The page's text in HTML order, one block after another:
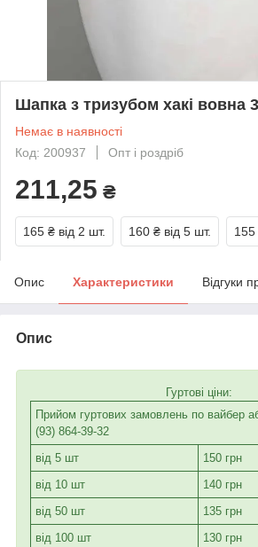
Шапка з тризубом хакі вовна
Немає в наявності
Код: 200937
Опт і роздріб
211,25 ₴
165 ₴ від 2 шт. 160 ₴ від 5 шт. 155
Опис Характеристики Відгуки
Опис
Гуртові ціни:
Прийом гуртових замовлень по вайбер
(93) 864-39-32
від 5 шт
150 грн
від 10 шт
140 грн
від 50 шт
135 грн
від 100 шт
130 грн